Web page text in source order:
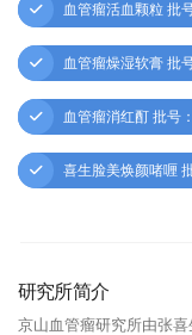
血管瘤活血颗粒 批
血管瘤燥湿软膏 批
血管瘤消红酊 批号
喜生脸美焕颜啫喱
研究所简介
京山血管瘤研究所由张